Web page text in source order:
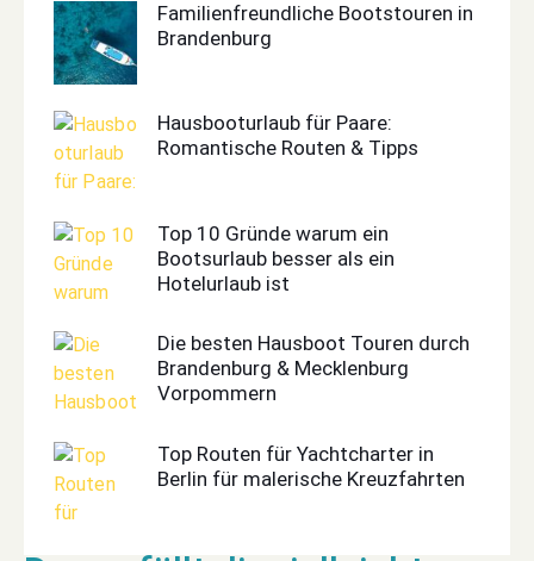
Familienfreundliche Bootstouren in
Brandenburg
Hausbooturlaub für Paare:
Romantische Routen & Tipps
Top 10 Gründe warum ein
Bootsurlaub besser als ein
Hotelurlaub ist
Die besten Hausboot Touren durch
Brandenburg & Mecklenburg
Vorpommern
Top Routen für Yachtcharter in
Berlin für malerische Kreuzfahrten